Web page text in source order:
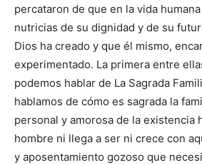
percataron de que en la vida
nutricias de su dignidad y de su
Dios ha creado y que él mismo,
experimentado. La primera entre
podemos hablar de La Sagrada
hablamos de cómo es sagrada la
personal y amorosa de la existencia
hombre ni llega a ser ni crece con
y aposentamiento gozoso que